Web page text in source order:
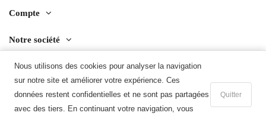
Nous utilisons des cookies pour analyser la navigation
sur notre site et améliorer votre expérience. Ces
données restent confidentielles et ne sont pas partagées
avec des tiers. En continuant votre navigation, vous
Quitter
Ajouter au panier
Compte
Notre société
Contact us
Télécharger l'application mobile